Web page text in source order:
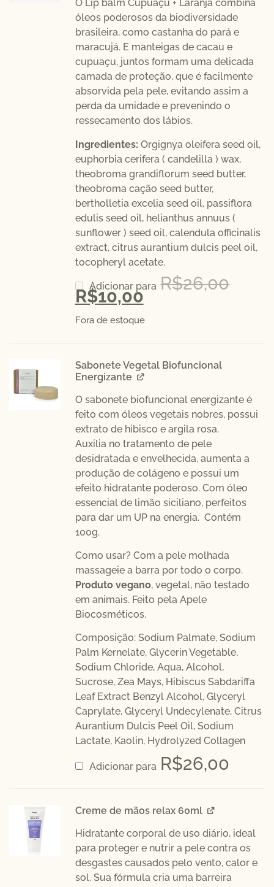
O Lip balm Cupuaçu + Laranja combina
óleos poderosos da biodiversidade
brasileira, como castanha do pará e
maracujá. E manteigas de cacau e
cupuaçu, juntos formam uma delicada
camada de proteção, que é facilmente
absorvida pela pele, evitando assim a
perda da umidade e prevenindo o
ressecamento dos lábios.
Ingredientes: Orgignya oleifera seed oil,
euphorbia cerifera ( candelilla ) wax,
theobroma grandiflorum seed butter,
theobroma cação seed butter,
bertholletia excelia seed oil, passiflora
edulis seed oil, helianthus annuus (
sunflower ) seed oil, calendula officinalis
extract, citrus aurantium dulcis peel oil,
tocopheryl acetate.
Adicionar para R$26,00
R$10,00
Fora de estoque
Sabonete Vegetal Biofuncional
Energizante
O sabonete biofuncional energizante é
feito com óleos vegetais nobres, possui
extrato de hibisco e argila rosa.
Auxilia no tratamento de pele
desidratada e envelhecida, aumenta a
produção de colágeno e possui um
efeito hidratante poderoso. Com óleo
essencial de limão siciliano, perfeitos
para dar um UP na energia. Contém
100g.
Como usar? Com a pele molhada
massageie a barra por todo o corpo.
Produto vegano, vegetal, não testado
em animais. Feito pela Apele
Biocosméticos.
Composição: Sodium Palmate, Sodium
Palm Kernelate, Glycerin Vegetable,
Sodium Chloride, Aqua, Alcohol,
Sucrose, Zea Mays, Hibiscus Sabdariffa
Leaf Extract Benzyl Alcohol, Glyceryl
Caprylate, Glyceryl Undecylenate, Citrus
Aurantium Dulcis Peel Oil, Sodium
Lactate, Kaolin, Hydrolyzed Collagen
Adicionar para R$26,00
Creme de mãos relax 60ml
Hidratante corporal de uso diário, ideal
para proteger e nutrir a pele contra os
desgastes causados pelo vento, calor e
sol. Sua fórmula cria uma barreira